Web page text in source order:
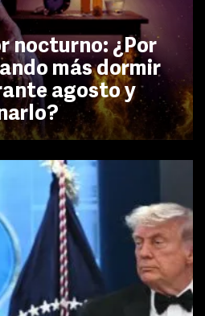
nocturno: ¿Por
más dormir
agosto y